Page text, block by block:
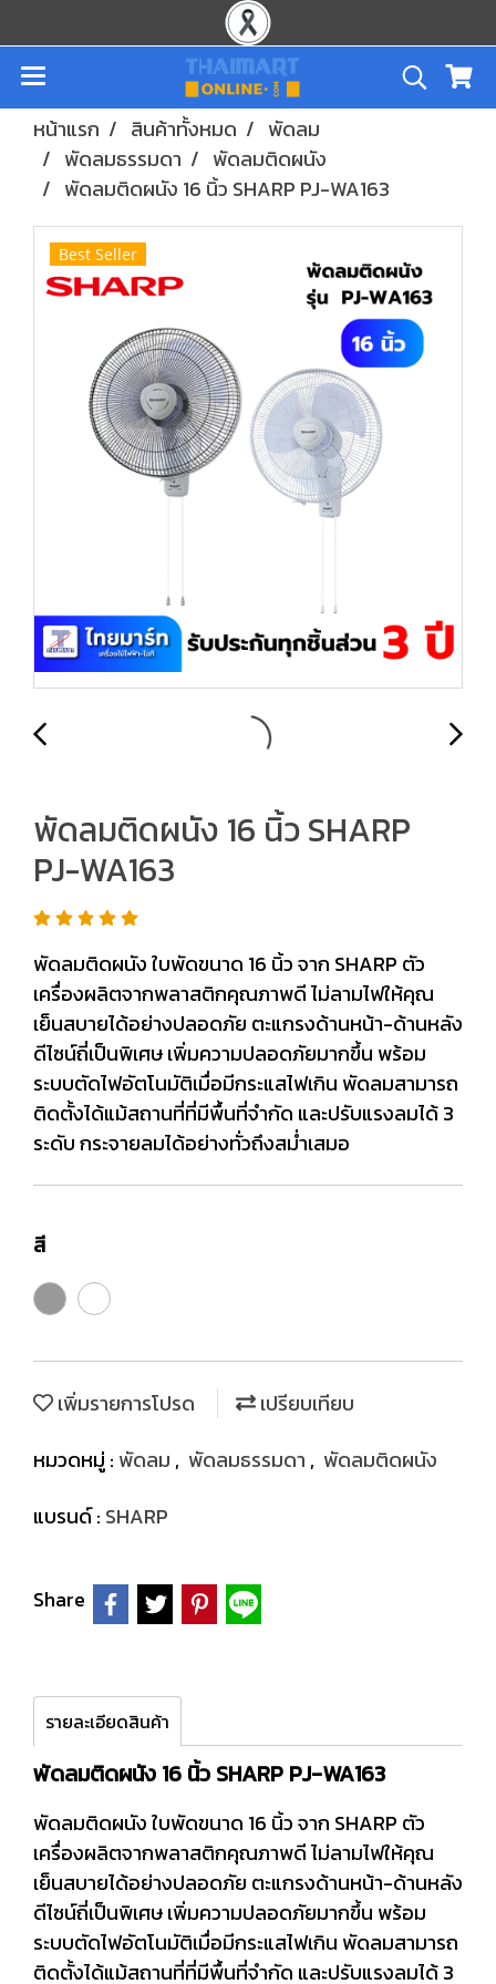
หน้าแรก สินค้าทั้งหมด
พัดลม
พัดลมธรรมดา
พัดลมติดผนัง
พัดลมติดผนัง 16 นิ้ว SHARP PJ-WA163
Best Seller
พัดลมติดผนัง 16 นิ้ว SHARP
PJ-WA163
พัดลมติดผนัง ใบพัดขนาด 16 นิ้ว จาก SHARP ตัว
เครื่องผลิตจากพลาสติกคุณภาพดี ไม่ลามไฟให้คุณ
เย็นสบายได้อย่างปลอดภัย ตะแกรงด้านหน้า-ด้านหลัง
ดีไซน์ถี่เป็นพิเศษ เพิ่มความปลอดภัยมากขึ้น พร้อม
ระบบตัดไฟอัตโนมัติเมื่อมีกระแสไฟเกิน พัดลมสามารถ
ติดตั้งได้แม้สถานที่ที่มีพื้นที่จำกัด และปรับแรงลมได้ 3
ระดับ กระจายลมได้อย่างทั่วถึงสม่ำเสมอ
สี
เพิ่มรายการโปรด
เปรียบเทียบ
หมวดหมู่ : พัดลม , พัดลมธรรมดา , พัดลมติดผนัง
แบรนด์ : SHARP
Share
รายละเอียดสินค้า
พัดลมติดผนัง 16 นิ้ว SHARP PJ-WA163
พัดลมติดผนัง ใบพัดขนาด 16 นิ้ว จาก SHARP ตัว
เครื่องผลิตจากพลาสติกคุณภาพดี ไม่ลามไฟให้คุณ
เย็นสบายได้อย่างปลอดภัย ตะแกรงด้านหน้า-ด้านหลัง
ดีไซน์ถี่เป็นพิเศษ เพิ่มความปลอดภัยมากขึ้น พร้อม
ระบบตัดไฟอัตโนมัติเมื่อมีกระแสไฟเกิน พัดลมสามารถ
ติดตั้งได้แม้สถานที่ที่มีพื้นที่จำกัด และปรับแรงลมได้ 3